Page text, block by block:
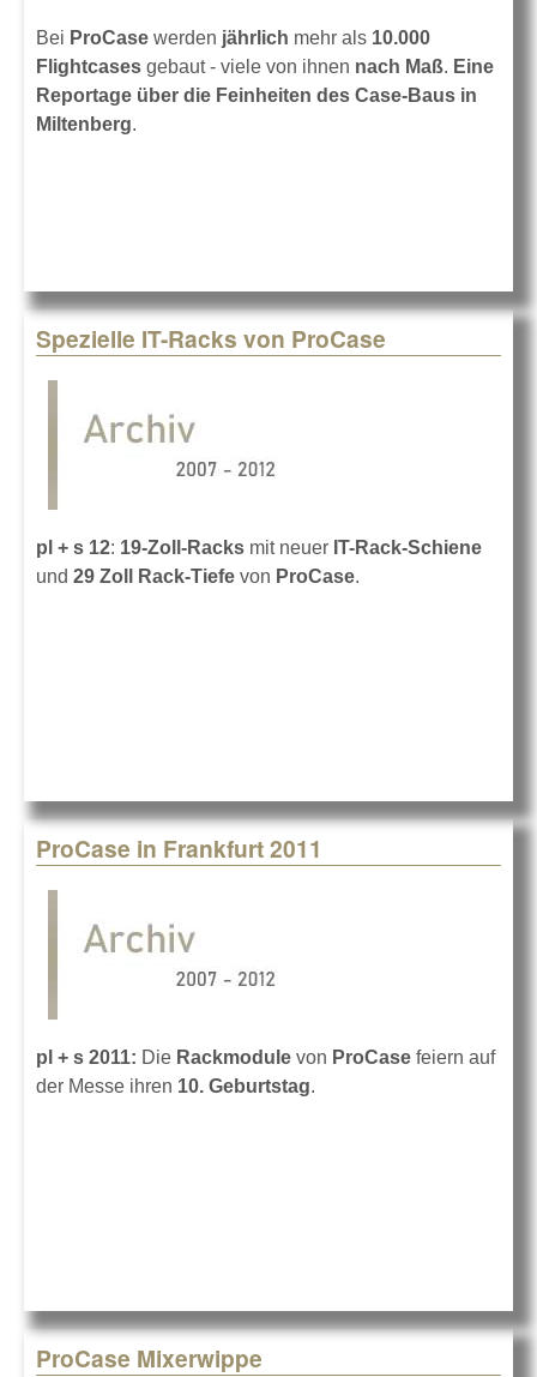
Bei ProCase werden jährlich mehr als 10.000
Flightcases gebaut - viele von ihnen nach Maß. Eine
Reportage über die Feinheiten des Case-Baus in
Miltenberg.
Spezielle IT-Racks von ProCase
pl + s 12: 19-Zoll-Racks mit neuer IT-Rack-Schiene
und 29 Zoll Rack-Tiefe von ProCase.
ProCase in Frankfurt 2011
pl + s 2011: Die Rackmodule von ProCase feiern auf
der Messe ihren 10. Geburtstag.
ProCase Mixerwippe